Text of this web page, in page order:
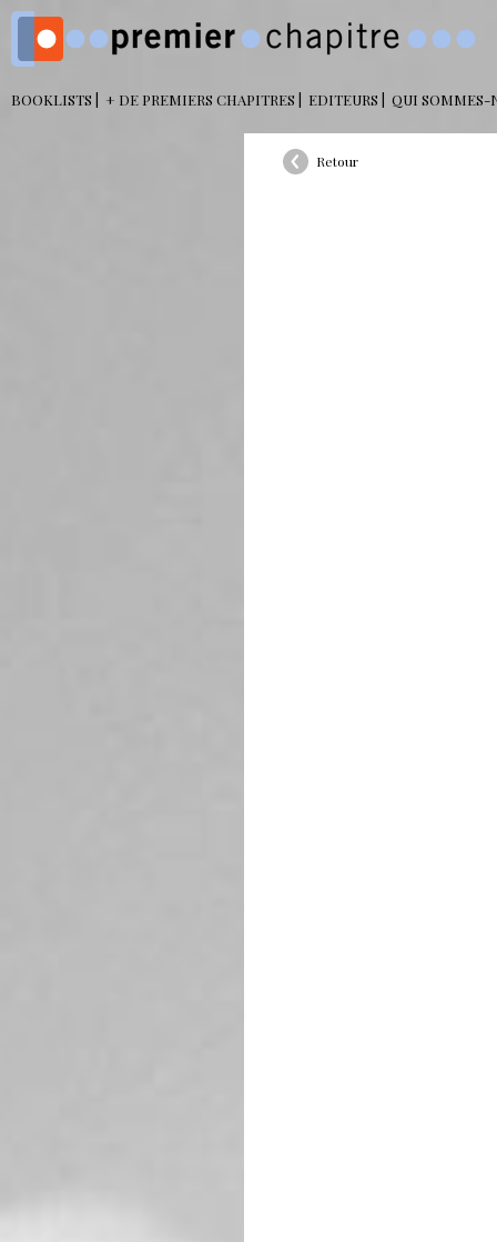
BOOKLISTS + DE PREMIERS CHAPITRES EDITEURS QUI SOMMES-
Retour